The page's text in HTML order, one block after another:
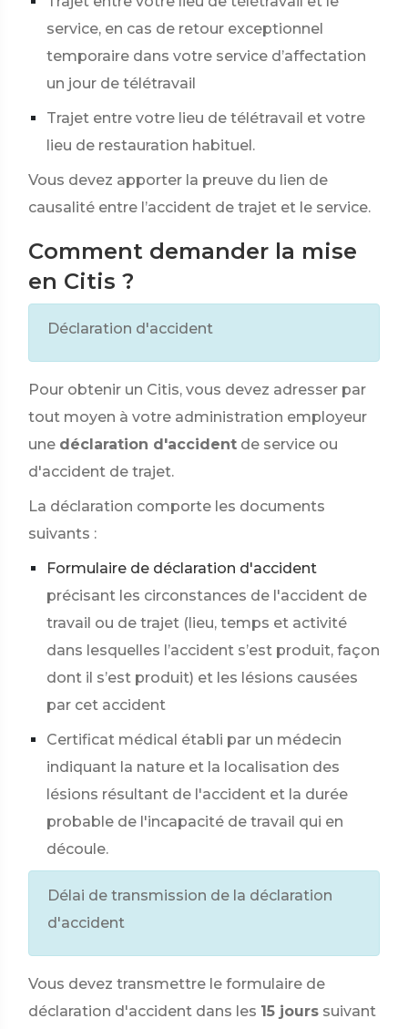
service, en cas de retour exceptionnel
temporaire dans votre service d’affectation
un jour de télétravail
Trajet entre votre lieu de télétravail et votre
lieu de restauration habituel.
Vous devez apporter la preuve du lien de
causalité entre l’accident de trajet et le service.
Comment demander la mise
en Citis ?
Déclaration d'accident
Pour obtenir un Citis, vous devez adresser par
tout moyen à votre administration employeur
une déclaration d'accident de service ou
d'accident de trajet.
La déclaration comporte les documents
suivants :
Formulaire de déclaration d'accident
précisant les circonstances de l'accident de
travail ou de trajet (lieu, temps et activité
dans lesquelles l’accident s’est produit, façon
dont il s’est produit) et les lésions causées
par cet accident
Certificat médical établi par un médecin
indiquant la nature et la localisation des
lésions résultant de l'accident et la durée
probable de l'incapacité de travail qui en
découle.
Délai de transmission de la déclaration
d'accident
Vous devez transmettre le formulaire de
déclaration d'accident dans les 15 jours suivant